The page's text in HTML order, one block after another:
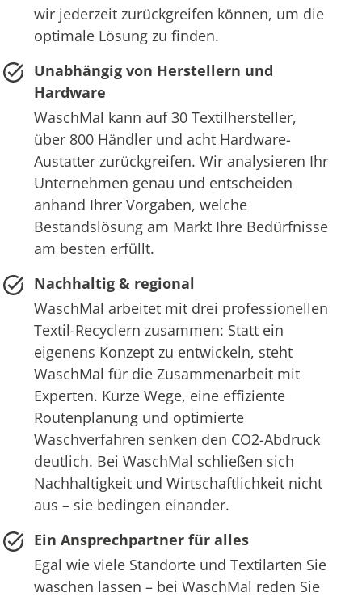
wir jederzeit zurückgreifen können, um die
optimale Lösung zu finden.
Unabhängig von Herstellern und
Hardware
WaschMal kann auf 30 Textilhersteller,
über 800 Händler und acht Hardware-
Austatter zurückgreifen. Wir analysieren Ihr
Unternehmen genau und entscheiden
anhand Ihrer Vorgaben, welche
Bestandslösung am Markt Ihre Bedürfnisse
am besten erfüllt.
Nachhaltig & regional
WaschMal arbeitet mit drei professionellen
Textil-Recyclern zusammen: Statt ein
eigenens Konzept zu entwickeln, steht
WaschMal für die Zusammenarbeit mit
Experten. Kurze Wege, eine effiziente
Routenplanung und optimierte
Waschverfahren senken den CO2-Abdruck
deutlich. Bei WaschMal schließen sich
Nachhaltigkeit und Wirtschaftlichkeit nicht
aus – sie bedingen einander.
Ein Ansprechpartner für alles
Egal wie viele Standorte und Textilarten Sie
waschen lassen – bei WaschMal reden Sie